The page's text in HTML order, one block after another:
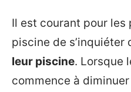
Il est courant pour les
piscine de s’inquiéter
leur piscine. Lorsque
commence à